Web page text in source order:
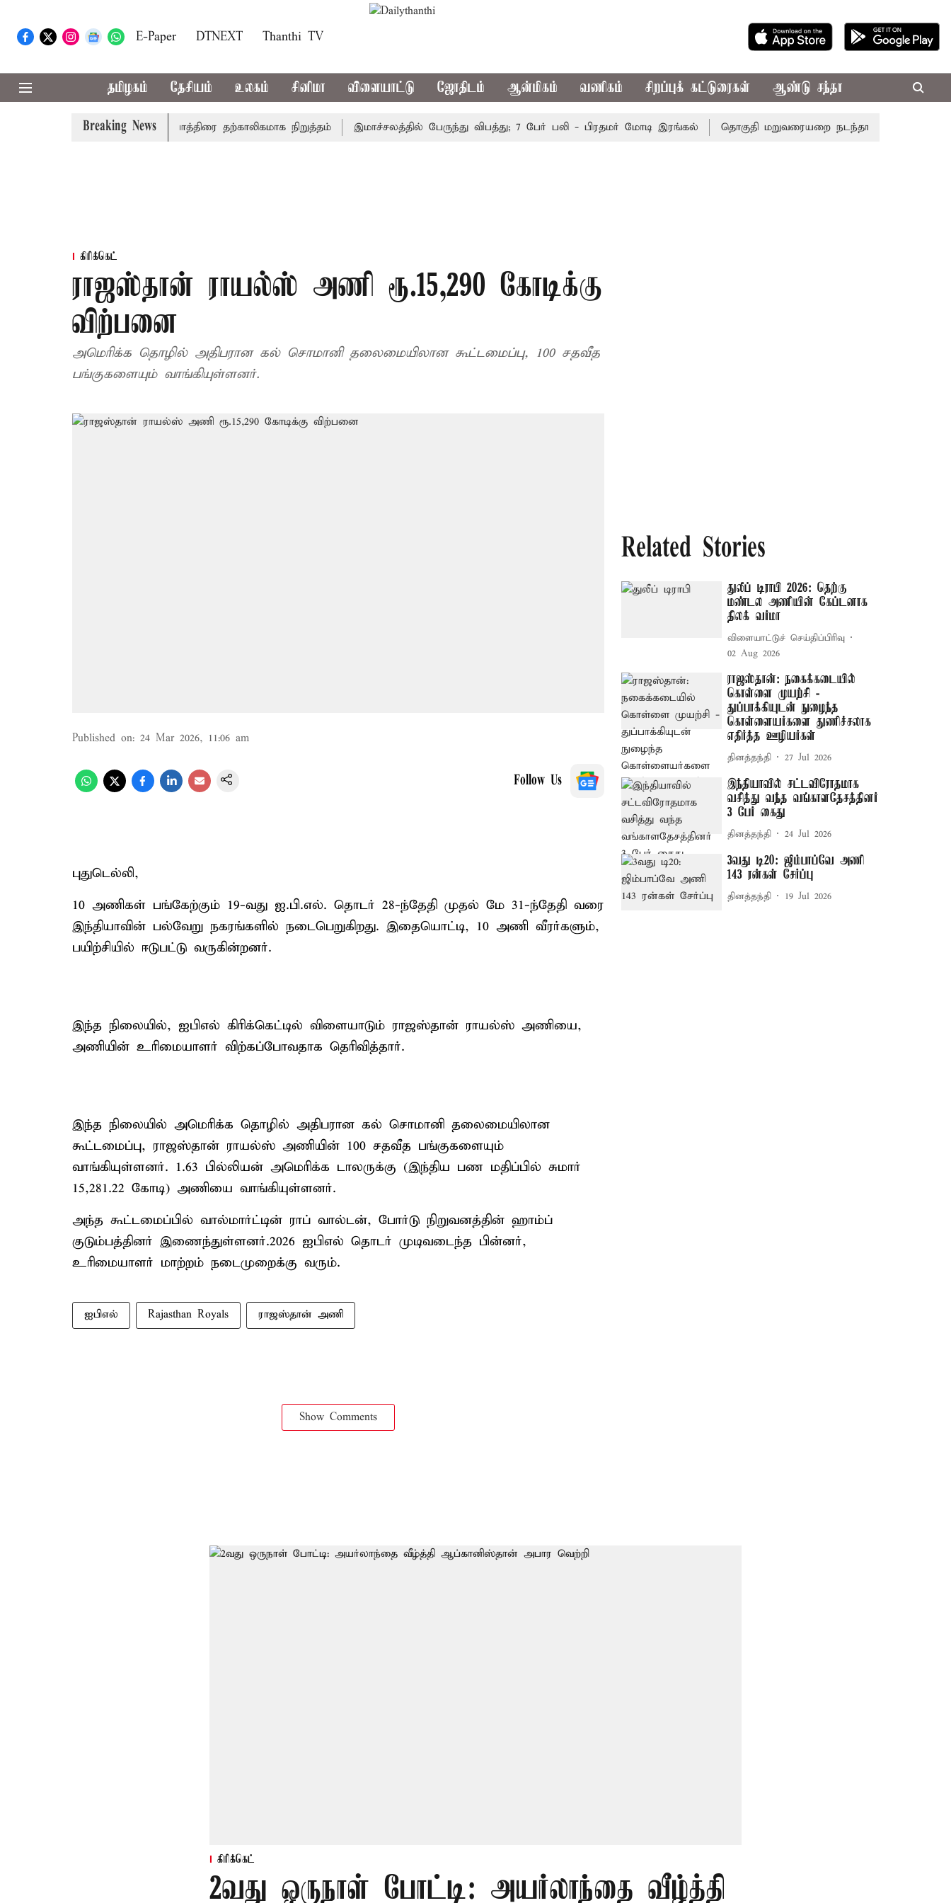
E-Paper DTNEXT Thanthi TV
தமிழகம் தேசியம் உலகம் சினிமா விளையாட்டு ஜோதிடம் ஆன்மிகம் வணிகம் சிறப்புக் கட்டுரைகள் ஆண்டு சந்தா
Breaking News
அமர்நாத் யாத்திரை தற்காலிகமாக நிறுத்தம் இமாச்சலத்தில் பேருந்து விபத்து; 7 பேர் பலி - பிரதமர் மோடி இரங்கல் தொகுதி மறுவரையறை நடந்தால் தமிழக
கிரிக்கெட்
ராஜஸ்தான் ராயல்ஸ் அணி ரூ.15,290 கோடிக்கு
விற்பனை
அமெரிக்க தொழில் அதிபரான கல் சொமானி தலைமையிலான கூட்டமைப்பு, 100 சதவீத
பங்குகளையும் வாங்கியுள்ளனர்.
Published on: 24 Mar 2026, 11:06 am
Follow Us
புதுடெல்லி,
10 அணிகள் பங்கேற்கும் 19-வது ஐ.பி.எல். தொடர் 28-ந்தேதி முதல் மே 31-ந்தேதி வரை
இந்தியாவின் பல்வேறு நகரங்களில் நடைபெறுகிறது. இதையொட்டி, 10 அணி வீரர்களும்,
பயிற்சியில் ஈடுபட்டு வருகின்றனர்.
இந்த நிலையில், ஐபிஎல் கிரிக்கெட்டில் விளையாடும் ராஜஸ்தான் ராயல்ஸ் அணியை,
அணியின் உரிமையாளர் விற்கப்போவதாக தெரிவித்தார்.
இந்த நிலையில் அமெரிக்க தொழில் அதிபரான கல் சொமானி தலைமையிலான
கூட்டமைப்பு, ராஜஸ்தான் ராயல்ஸ் அணியின் 100 சதவீத பங்குகளையும்
வாங்கியுள்ளனர். 1.63 பில்லியன் அமெரிக்க டாலருக்கு (இந்திய பண மதிப்பில் சுமார்
15,281.22 கோடி) அணியை வாங்கியுள்ளனர்.
அந்த கூட்டமைப்பில் வால்மார்ட்டின் ராப் வால்டன், போர்டு நிறுவனத்தின் ஹாம்ப்
குடும்பத்தினர் இணைந்துள்ளனர்.2026 ஐபிஎல் தொடர் முடிவடைந்த பின்னர்,
உரிமையாளர் மாற்றம் நடைமுறைக்கு வரும்.
ஐபிஎல் Rajasthan Royals ராஜஸ்தான் அணி
Show Comments
Related Stories
துலீப் டிராபி 2026: தெற்கு
மண்டல அணியின் கேப்டனாக
திலக் வர்மா
விளையாட்டுச் செய்திப்பிரிவு
02 Aug 2026
ராஜஸ்தான்: நகைக்கடையில்
கொள்ளை முயற்சி -
துப்பாக்கியுடன் நுழைந்த
கொள்ளையர்களை துணிச்சலாக
எதிர்த்த ஊழியர்கள்
தினத்தந்தி 27 Jul 2026
இந்தியாவில் சட்டவிரோதமாக
வசித்து வந்த வங்காளதேசத்தினர்
3 பேர் கைது
தினத்தந்தி 24 Jul 2026
3வது டி20: ஜிம்பாப்வே அணி
143 ரன்கள் சேர்ப்பு
தினத்தந்தி 19 Jul 2026
கிரிக்கெட்
2வது ஒருநாள் போட்டி: அயர்லாந்தை வீழ்த்தி